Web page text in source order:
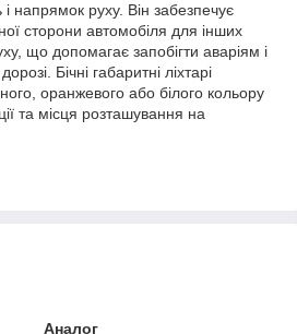
напрямок руху. Він забезпечує
сторони автомобіля для інших
що допомагає запобігти аваріям і
Бічні габаритні ліхтарі
оранжевого або білого кольору
та місця розташування на
Аналог